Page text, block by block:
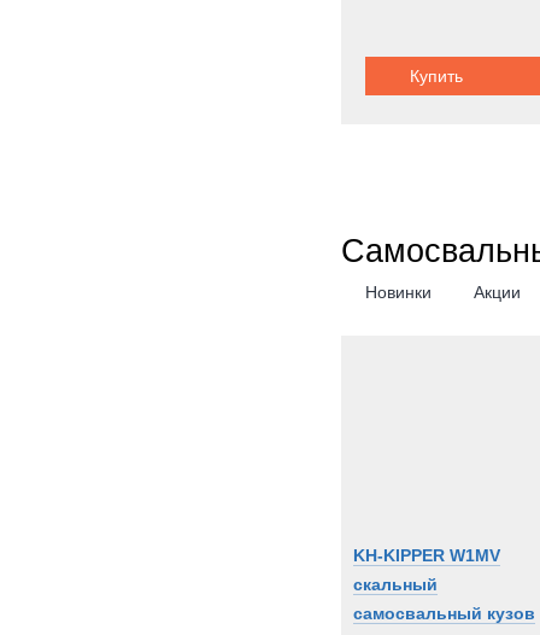
Купить
Новинки Акции
KH-KIPPER W1MV
скальный
самосвальный кузов